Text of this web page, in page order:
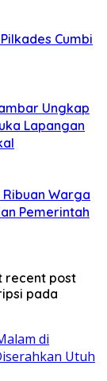
Cumbi
Ungkap
Lapangan
Ribuan Warga
Pemerintah
recent post
pada